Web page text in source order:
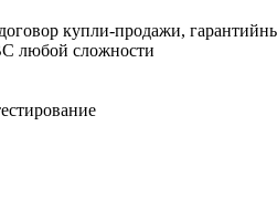
купли-продажи,
любой сложности